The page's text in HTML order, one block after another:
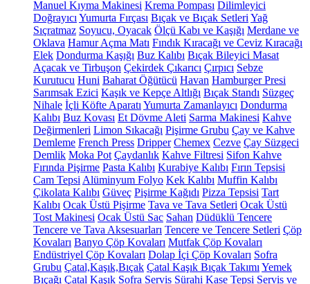
Manuel Kıyma Makinesi Krema Pompası Dilimleyici
Doğrayıcı Yumurta Fırçası Bıçak ve Bıçak Setleri Yağ
Sıçratmaz Soyucu, Oyacak Ölçü Kabı ve Kaşığı Merdane ve
Oklava Hamur Açma Matı Fındık Kıracağı ve Ceviz Kıracağı
Elek Dondurma Kaşığı Buz Kalıbı Bıçak Bileyici Masat
Açacak ve Tirbuşon Çekirdek Çıkarıcı Çırpıcı Sebze
Kurutucu Huni Baharat Öğütücü Havan Hamburger Presi
Sarımsak Ezici Kaşık ve Kepçe Altlığı Bıçak Standı Süzgeç
Nihale İçli Köfte Aparatı Yumurta Zamanlayıcı Dondurma
Kalıbı Buz Kovası Et Dövme Aleti Sarma Makinesi Kahve
Değirmenleri Limon Sıkacağı Pişirme Grubu Çay ve Kahve
Demleme French Press Dripper Chemex Cezve Çay Süzgeci
Demlik Moka Pot Çaydanlık Kahve Filtresi Sifon Kahve
Fırında Pişirme Pasta Kalıbı Kurabiye Kalıbı Fırın Tepsisi
Cam Tepsi Alüminyum Folyo Kek Kalıbı Muffin Kalıbı
Çikolata Kalıbı Güveç Pişirme Kağıdı Pizza Tepsisi Tart
Kalıbı Ocak Üstü Pişirme Tava ve Tava Setleri Ocak Üstü
Tost Makinesi Ocak Üstü Sac Sahan Düdüklü Tencere
Tencere ve Tava Aksesuarları Tencere ve Tencere Setleri Çöp
Kovaları Banyo Çöp Kovaları Mutfak Çöp Kovaları
Endüstriyel Çöp Kovaları Dolap İçi Çöp Kovaları Sofra
Grubu Çatal,Kaşık,Bıçak Çatal Kaşık Bıçak Takımı Yemek
Bıçağı Çatal Kaşık Sofra Servis Sürahi Kase Tepsi Servis ve